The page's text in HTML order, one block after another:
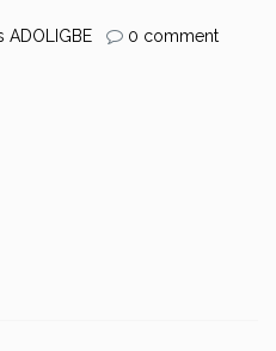
ADOLIGBE 0 comment